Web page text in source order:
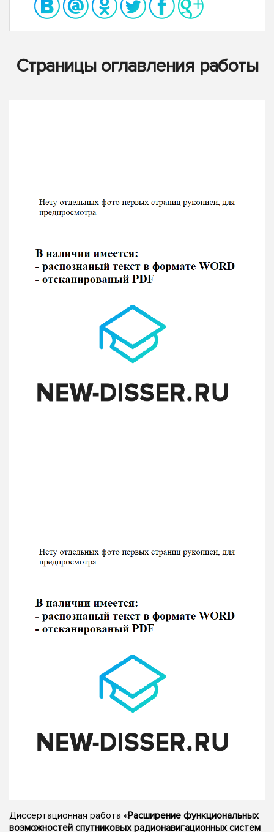
Страницы оглавления работы
Диссертационная работа «Расширение функциональных
возможностей спутниковых радионавигационных систем